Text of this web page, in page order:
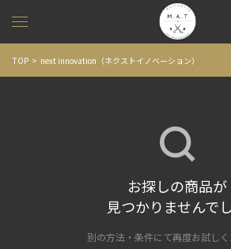
TOP next innovation（ネクストイノベーション）
お探しの商品が
見つかりませんで
別の方法・条件にて再度お試しく